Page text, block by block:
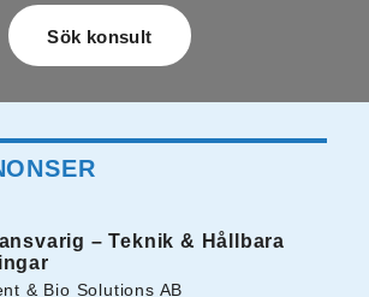
– Teknik & Hållbara
& Bio Solutions AB